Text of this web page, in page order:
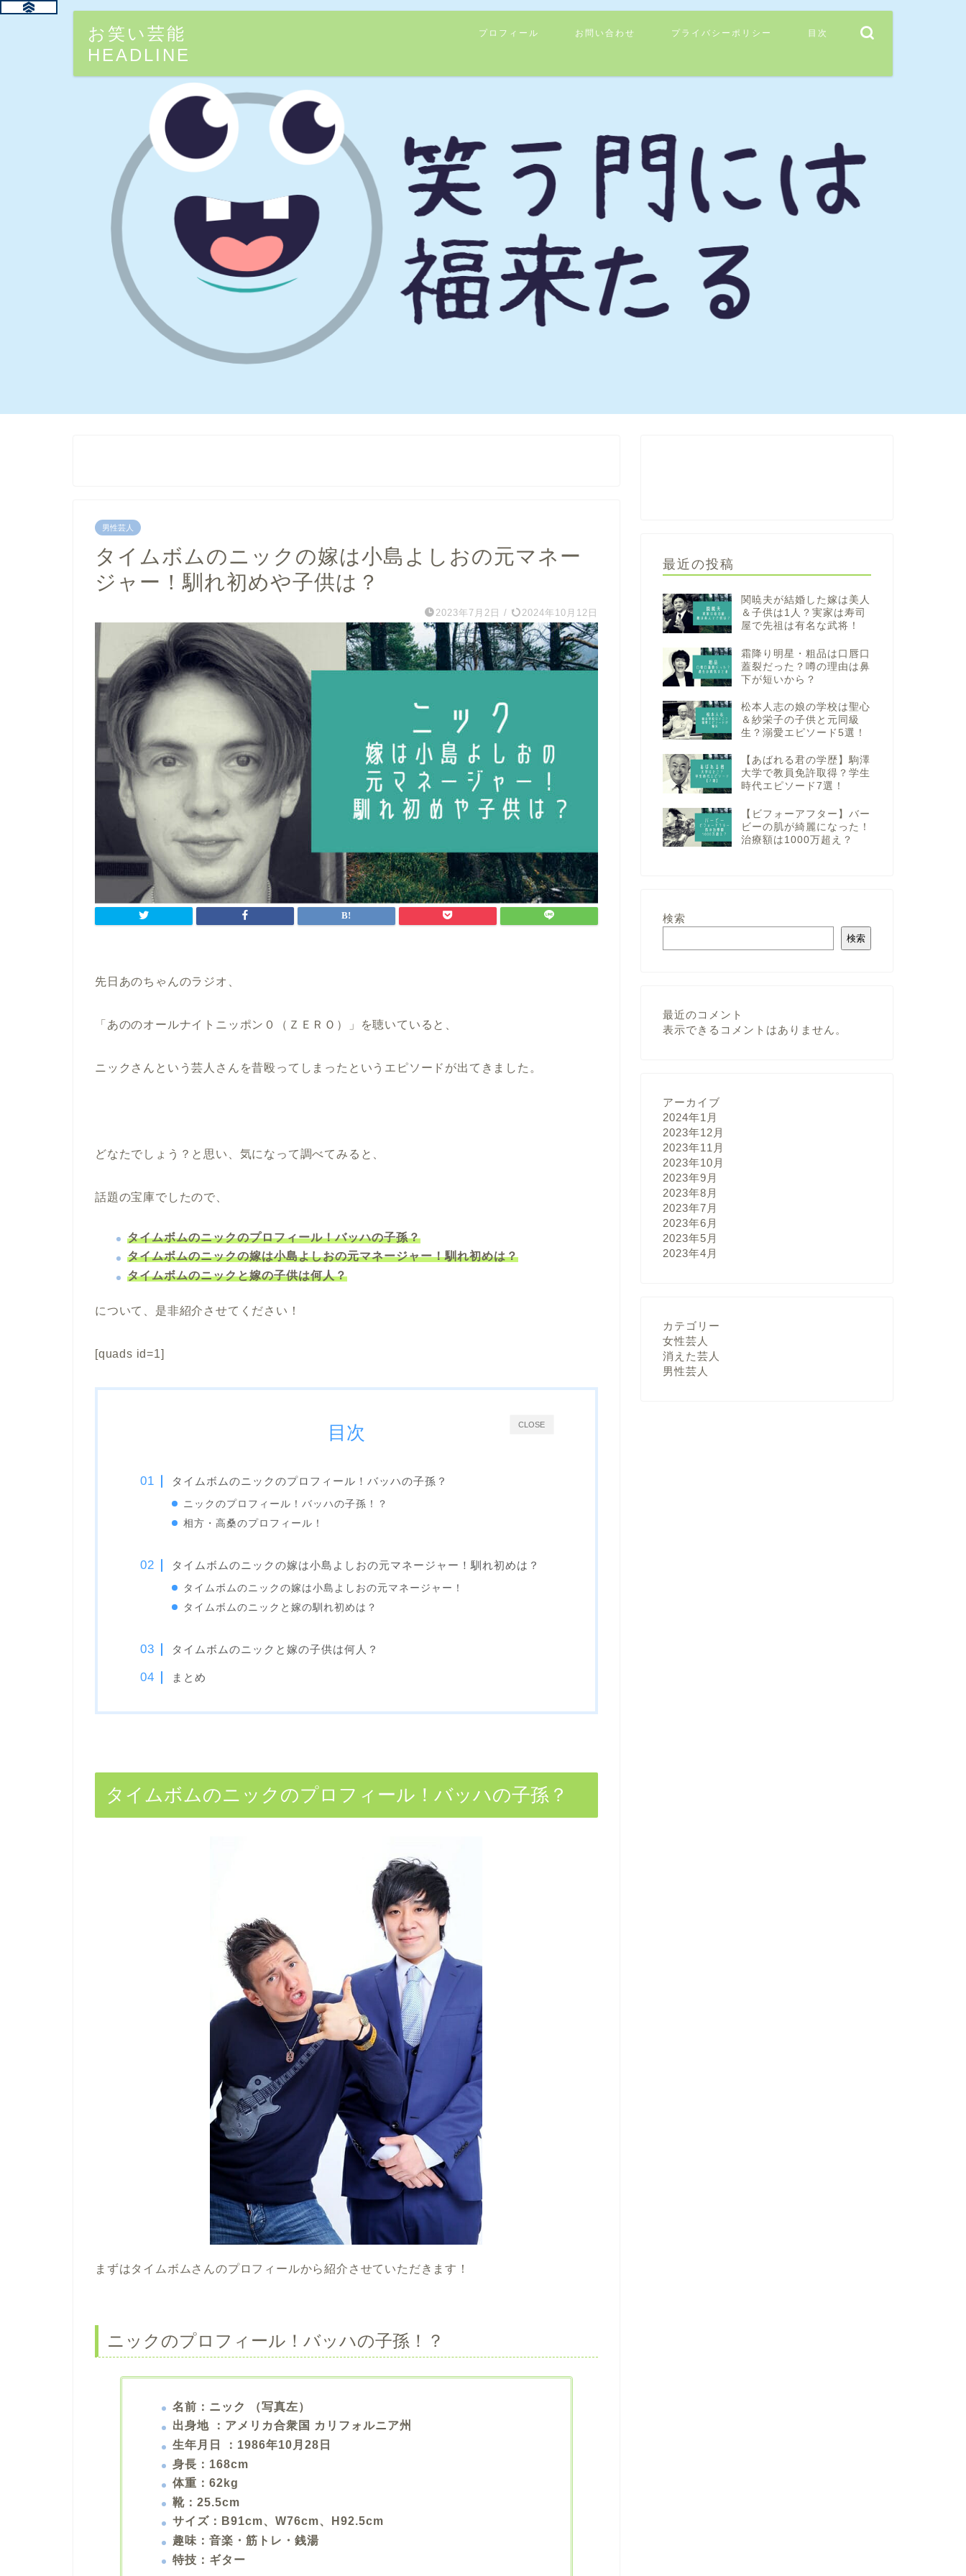
お笑い芸能
HEADLINE
プロフィール お問い合わせ プライバシーポリシー 目次
男性芸人
タイムボムのニックの嫁は小島よしおの元マネー
ジャー！馴れ初めや子供は？
2023年7月2日 / 2024年10月12日
先日あのちゃんのラジオ、
「あののオールナイトニッポン０（ＺＥＲＯ）」を聴いていると、
ニックさんという芸人さんを昔殴ってしまったというエピソードが出てきました。
どなたでしょう？と思い、気になって調べてみると、
話題の宝庫でしたので、
タイムボムのニックのプロフィール！バッハの子孫？
タイムボムのニックの嫁は小島よしおの元マネージャー！馴れ初めは？
タイムボムのニックと嫁の子供は何人？
について、是非紹介させてください！
[quads id=1]
CLOSE
目次
タイムボムのニックのプロフィール！バッハの子孫？
ニックのプロフィール！バッハの子孫！？
相方・高桑のプロフィール！
タイムボムのニックの嫁は小島よしおの元マネージャー！馴れ初めは？
タイムボムのニックの嫁は小島よしおの元マネージャー！
タイムボムのニックと嫁の馴れ初めは？
タイムボムのニックと嫁の子供は何人？
まとめ
タイムボムのニックのプロフィール！バッハの子孫？
まずはタイムボムさんのプロフィールから紹介させていただきます！
ニックのプロフィール！バッハの子孫！？
名前：ニック （写真左）
出身地 ：アメリカ合衆国 カリフォルニア州
生年月日 ：1986年10月28日
身長：168cm
体重：62kg
靴：25.5cm
サイズ：B91cm、W76cm、H92.5cm
趣味：音楽・筋トレ・銭湯
特技：ギター
最近の投稿
関暁夫が結婚した嫁は美人
＆子供は1人？実家は寿司
屋で先祖は有名な武将！
霜降り明星・粗品は口唇口
蓋裂だった？噂の理由は鼻
下が短いから？
松本人志の娘の学校は聖心
＆紗栄子の子供と元同級
生？溺愛エピソード5選！
【あばれる君の学歴】駒澤
大学で教員免許取得？学生
時代エピソード7選！
【ビフォーアフター】バー
ビーの肌が綺麗になった！
治療額は1000万超え？
検索
検索
最近のコメント
表示できるコメントはありません。
アーカイブ
2024年1月
2023年12月
2023年11月
2023年10月
2023年9月
2023年8月
2023年7月
2023年6月
2023年5月
2023年4月
カテゴリー
女性芸人
消えた芸人
男性芸人